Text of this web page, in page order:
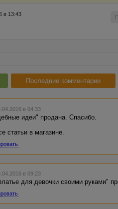
в 13:43
Последние комментарии
в 04:33
идеи" продана. Спасибо.
статьи в магазине.
в 09:23
для девочки своими руками"